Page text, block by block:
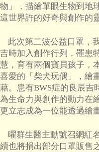
物」，描繪單眼生物到地
這世界許的好奇與創作的
此次第二波公益口罩，
吉時加入創作行列，罹患
慧，育有兩個寶貝孩子，
喜愛的「柴犬玩偶」，繪
藉。患有BWS症的良辰吉
為生命力與創作的動力在
更立志成為一位能透過繪
曜群生醫主動號召網紅
續也將捐出部分口罩販售